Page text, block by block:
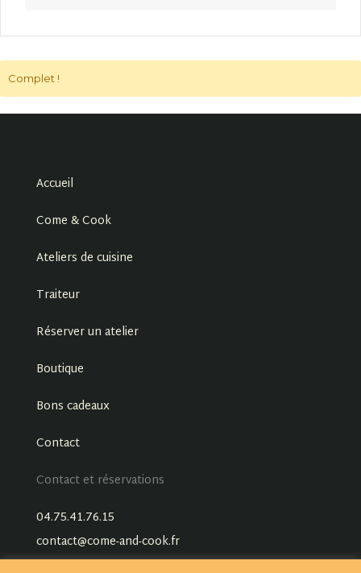
Complet !
Accueil
Come & Cook
Ateliers de cuisine
Traiteur
Réserver un atelier
Boutique
Bons cadeaux
Contact
Contact et réservations
04.75.41.76.15
contact@come-and-cook.fr